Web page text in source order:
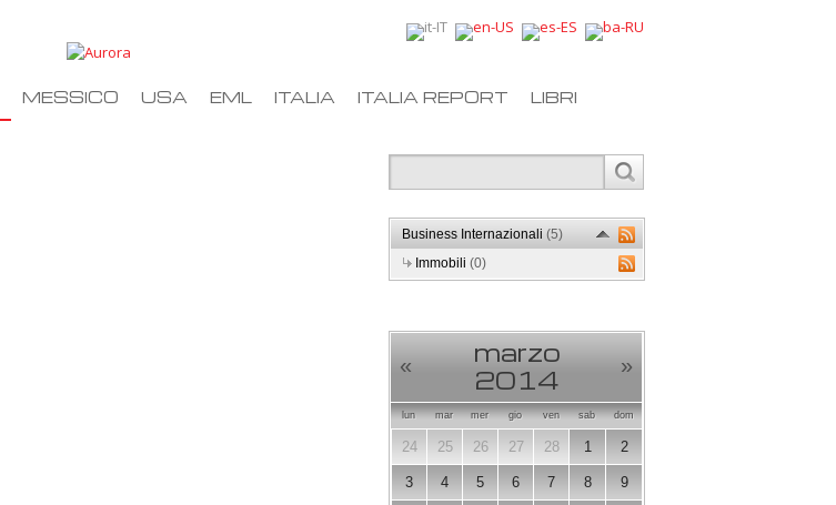
MESSICO USA EML ITALIA ITALIA REPORT LIBRI
Business Internazionali(5)
Immobili(0)
«
marzo
2014
»
lun mar mer gio ven sab dom
24 25 26 27 28 1 2
3 4 5 6 7 8 9